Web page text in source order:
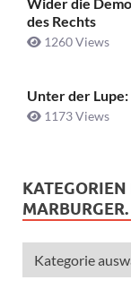
des Rechts
1260 Views
Unter der
1173 Views